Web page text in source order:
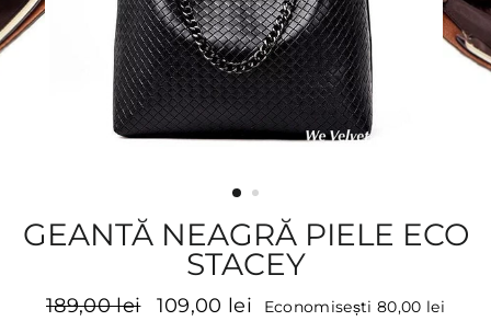
GEANTĂ NEAGRĂ PIELE ECO
STACEY
Preț
189,00 lei
Preț
109,00 lei Economisești 80,00 lei